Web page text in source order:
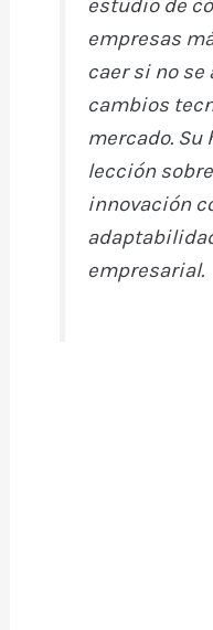
estudio de
empresas
caer si no se
cambios
mercado.
lección
innovación
empresarial.